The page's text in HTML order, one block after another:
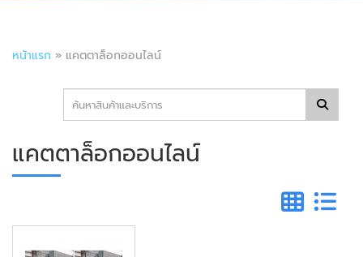
หน้าแรก » แคตตาล็อกออนไลน์
แคตตาล็อกออนไลน์